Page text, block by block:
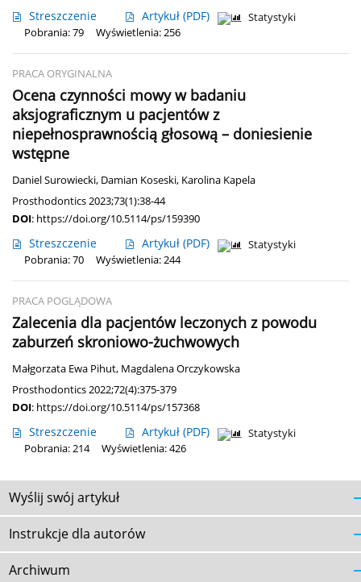
Streszczenie Artykuł (PDF)
Statystyki
Pobrania: 79
Wyświetlenia: 256
PRACA ORYGINALNA
Ocena czynności mowy w badaniu
aksjograficznym u pacjentów z
niepełnosprawnością głosową – doniesienie
wstępne
Daniel Surowiecki, Damian Koseski, Karolina Kapela
Prosthodontics 2023;73(1):38-44
DOI: https://doi.org/10.5114/ps/159390
Streszczenie Artykuł (PDF)
Statystyki
Pobrania: 70
Wyświetlenia: 244
PRACA POGLĄDOWA
Zalecenia dla pacjentów leczonych z powodu
zaburzeń skroniowo-żuchwowych
Małgorzata Ewa Pihut, Magdalena Orczykowska
Prosthodontics 2022;72(4):375-379
DOI: https://doi.org/10.5114/ps/157368
Streszczenie Artykuł (PDF)
Statystyki
Pobrania: 214
Wyświetlenia: 426
Wyślij swój artykuł
Instrukcje dla autorów
Archiwum